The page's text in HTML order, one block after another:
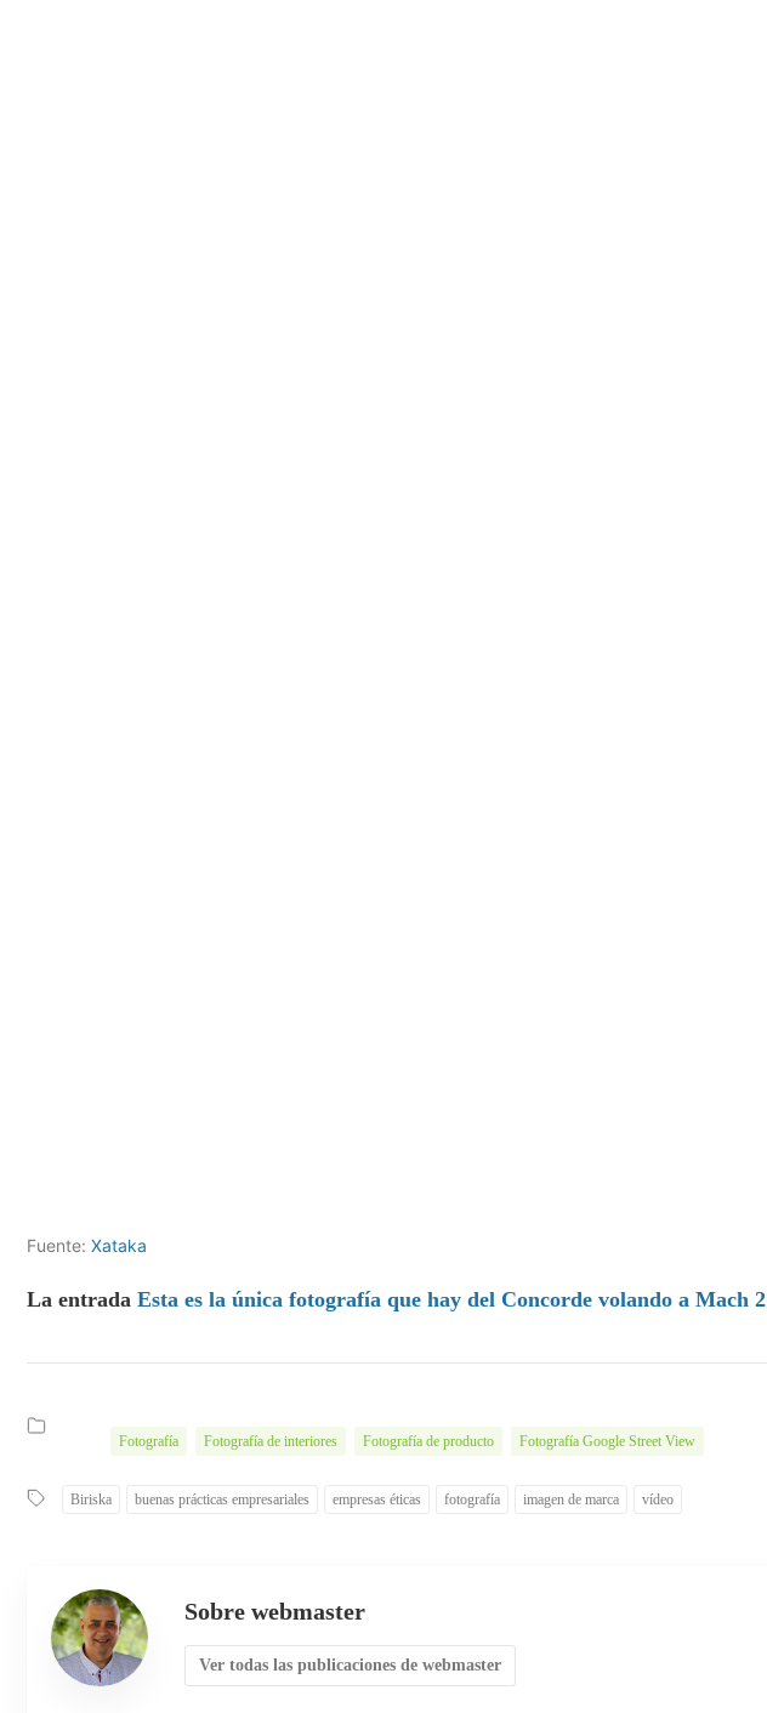
Fuente: Xataka
La entrada Esta es la única fotografía que hay del Concorde volando a Mach 2
Fotografía Fotografía de interiores Fotografía de producto Fotografía Google Street View
Biriska buenas prácticas empresariales empresas éticas fotografía imagen de marca vídeo
Sobre webmaster
Ver todas las publicaciones de webmaster